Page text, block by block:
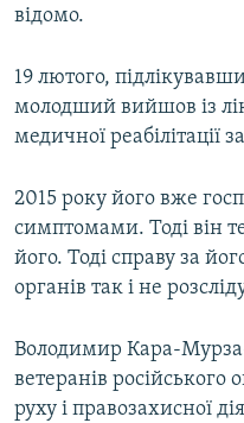
відомо.
19 лютого,
молодший вийшов із
медичної реабілітації
2015 року його вже
симптомами. Тоді він
його. Тоді справу за
органів так і не
Володимир Кара-
ветеранів російського
руху і правозахисної